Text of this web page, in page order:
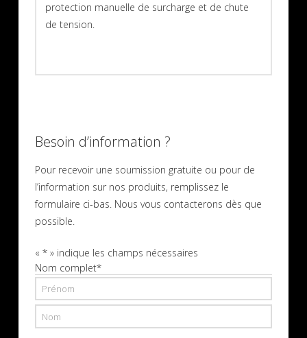
protection manuelle de surcharge et de chute
de tension.
Besoin d’information ?
Pour recevoir une soumission gratuite ou pour de
l’information sur nos produits, remplissez le
formulaire ci-bas. Nous vous contacterons dès que
possible.
« *» indique les champs nécessaires
Nom complet*
Prénom